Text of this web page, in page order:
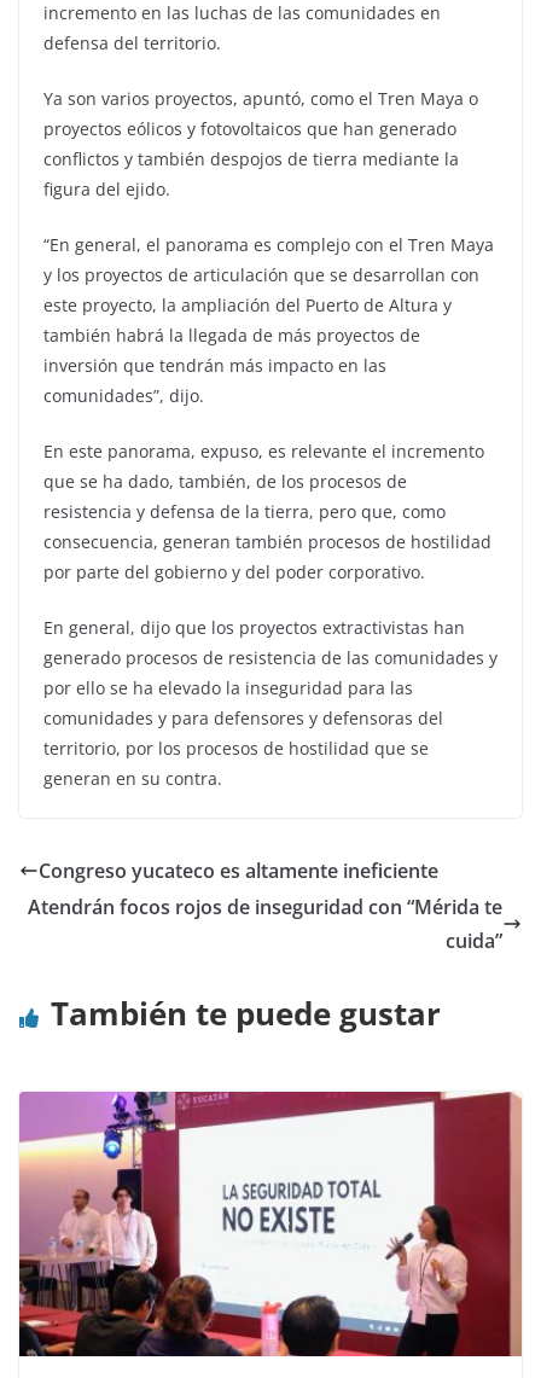
incremento en las luchas de las comunidades en
defensa del territorio.
Ya son varios proyectos, apuntó, como el Tren Maya o
proyectos eólicos y fotovoltaicos que han generado
conflictos y también despojos de tierra mediante la
figura del ejido.
“En general, el panorama es complejo con el Tren Maya
y los proyectos de articulación que se desarrollan con
este proyecto, la ampliación del Puerto de Altura y
también habrá la llegada de más proyectos de
inversión que tendrán más impacto en las
comunidades”, dijo.
En este panorama, expuso, es relevante el incremento
que se ha dado, también, de los procesos de
resistencia y defensa de la tierra, pero que, como
consecuencia, generan también procesos de hostilidad
por parte del gobierno y del poder corporativo.
En general, dijo que los proyectos extractivistas han
generado procesos de resistencia de las comunidades y
por ello se ha elevado la inseguridad para las
comunidades y para defensores y defensoras del
territorio, por los procesos de hostilidad que se
generan en su contra.
Congreso yucateco es altamente ineficiente
Atendrán focos rojos de inseguridad con “Mérida te
cuida”
También te puede gustar